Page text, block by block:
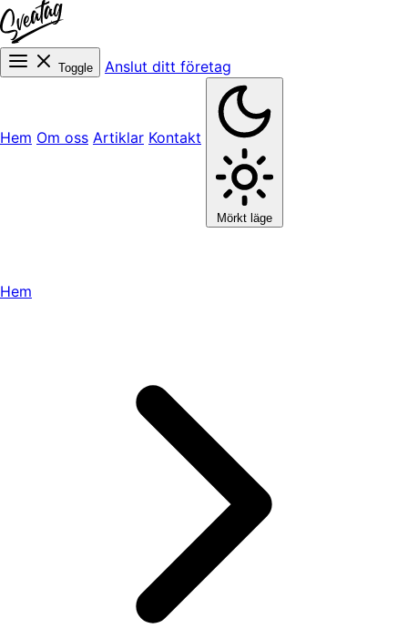
Toggle Anslut ditt företag
Hem Om oss Artiklar Kontakt
Mörkt läge
Hem